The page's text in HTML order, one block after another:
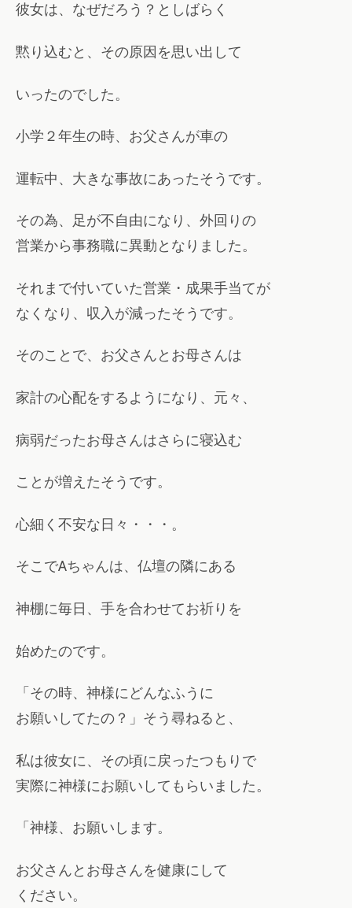
彼女は、なぜだろう？としばらく
黙り込むと、その原因を思い出して
いったのでした。
小学２年生の時、お父さんが車の
運転中、大きな事故にあったそうです。
その為、足が不自由になり、外回りの
営業から事務職に異動となりました。
それまで付いていた営業・成果手当てが
なくなり、収入が減ったそうです。
そのことで、お父さんとお母さんは
家計の心配をするようになり、元々、
病弱だったお母さんはさらに寝込む
ことが増えたそうです。
心細く不安な日々・・・。
そこでAちゃんは、仏壇の隣にある
神棚に毎日、手を合わせてお祈りを
始めたのです。
「その時、神様にどんなふうに
お願いしてたの？」そう尋ねると、
私は彼女に、その頃に戻ったつもりで
実際に神様にお願いしてもらいました。
「神様、お願いします。
お父さんとお母さんを健康にして
ください。